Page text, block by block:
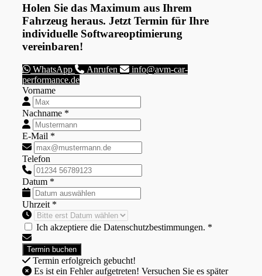
Holen Sie das Maximum aus Ihrem
Fahrzeug heraus. Jetzt Termin für Ihre
individuelle Softwareoptimierung
vereinbaren!
WhatsApp Anrufen
info@avm-car-
performance.de
Vorname
Nachname *
E-Mail *
Telefon
Datum *
Uhrzeit *
Ich akzeptiere die Datenschutzbestimmungen. *
Termin erfolgreich gebucht!